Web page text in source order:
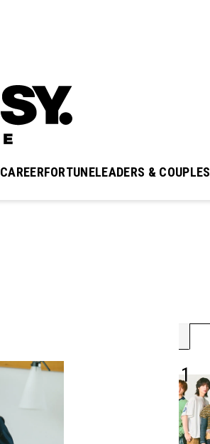
CAREERFORTUNELEADERS & COUPLES